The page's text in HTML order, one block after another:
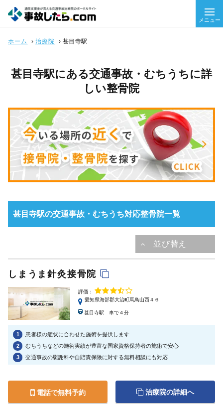
メニュー
ホーム › 治療院 › 甚目寺駅
甚目寺駅にある交通事故・むちうちに詳
しい整骨院
甚目寺駅の交通事故・むちうち対応整骨院一覧
しまうま針灸接骨院
評価：
愛知県海部郡大治町馬鳥山西４６
甚目寺駅 車で４分
1
患者様の症状に合わせた施術を提供します
2
むちうちなどの施術実績が豊富な国家資格保持者の施術で安心
3
交通事故の慰謝料や自賠責保険に対する無料相談にも対応
電話で無料予約 治療院の詳細へ